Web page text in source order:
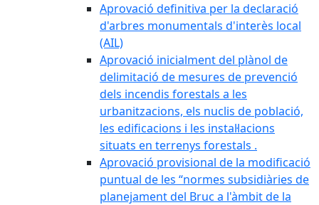
Aprovació definitiva per la declaració
d'arbres monumentals d'interès local
(AIL)
Aprovació inicialment del plànol de
delimitació de mesures de prevenció
dels incendis forestals a les
urbanitzacions, els nuclis de població,
les edificacions i les instal·lacions
situats en terrenys forestals .
Aprovació provisional de la modificació
puntual de les “normes subsidiàries de
planejament del Bruc a l'àmbit de la